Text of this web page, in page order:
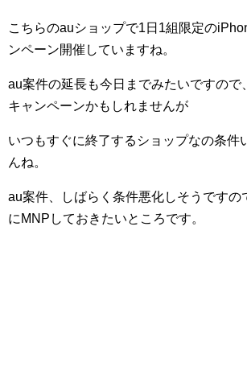
こちらのauショップで1日1組限定の
ンペーン開催していますね。
au案件の延長も今日までみたいですので
キャンペーンかもしれませんが
いつもすぐに終了するショップなの条件
んね。
au案件、しばらく条件悪化しそうですの
にMNPしておきたいところです。